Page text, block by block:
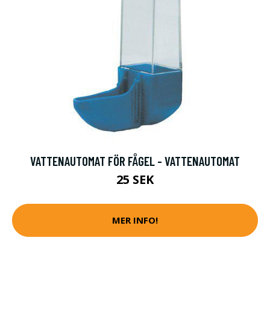
VATTENAUTOMAT FÖR FÅGEL - VATTENAUTOMAT
25 SEK
MER INFO!